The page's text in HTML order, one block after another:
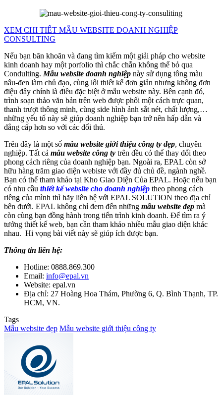
XEM CHI TIẾT MẪU WEBSITE DOANH NGHIỆP
CONSULTING
Nếu bạn băn khoăn và đang tìm kiếm một giải pháp cho website
kinh doanh hay một porfolio thì chắc chắn không thể bỏ qua
Condulting.Mẫu website doanh nghiệp này sử dụng tông màu
nâu-đen làm chủ đạo, cùng lối thiết kế đơn giản nhưng không đơn
điệu đây chính là điều đặc biệt ở mẫu website này. Bên cạnh đó,
trình soạn thảo văn bản trên web được phối một cách trực quan,
thanh trượt thông minh, cùng side hình ảnh sắt nét, chất lượng,…
những yếu tố này sẽ giúp doanh nghiệp bạn trở nên hấp dẫn và
đẳng cấp hơn so với các đối thủ.
Trên đây là một số mẫu website giới thiệu công ty đẹp, chuyên
nghiệp. Tất cả mẫu website công ty trên đều có thể thay đổi theo
phong cách riêng của doanh nghiệp bạn. Ngoài ra, EPAL còn sở
hữu hàng trăm giao diện webiste với đầy đủ chủ đề, ngành nghề.
Bạn có thể tham khảo tại Kho Giao Diện Của EPAL. Hoặc nếu bạn
có nhu cầu thiết kế website cho doanh nghiệp theo phong cách
riêng của mình thì hãy liên hệ với EPAL SOLUTION theo địa chỉ
bên đưới. EPAL không chỉ đem đến những mẫu website đẹp mà
còn cùng bạn đồng hành trong tiến trình kinh doanh. Để tìm ra ý
tưởng thiết kế web, bạn cần tham khảo nhiều mẫu giao diện khác
nhau. Hi vọng bài viết này sẽ giúp ích được bạn.
Thông tin liên hệ:
Hotline: 0888.869.300
Email: info@epal.vn
Website: epal.vn
Địa chỉ: 27 Hoàng Hoa Thám, Phường 6, Q. Bình Thạnh, TP.
HCM, VN.
Tags
Mẫu website đẹp Mẫu website giới thiệu công ty